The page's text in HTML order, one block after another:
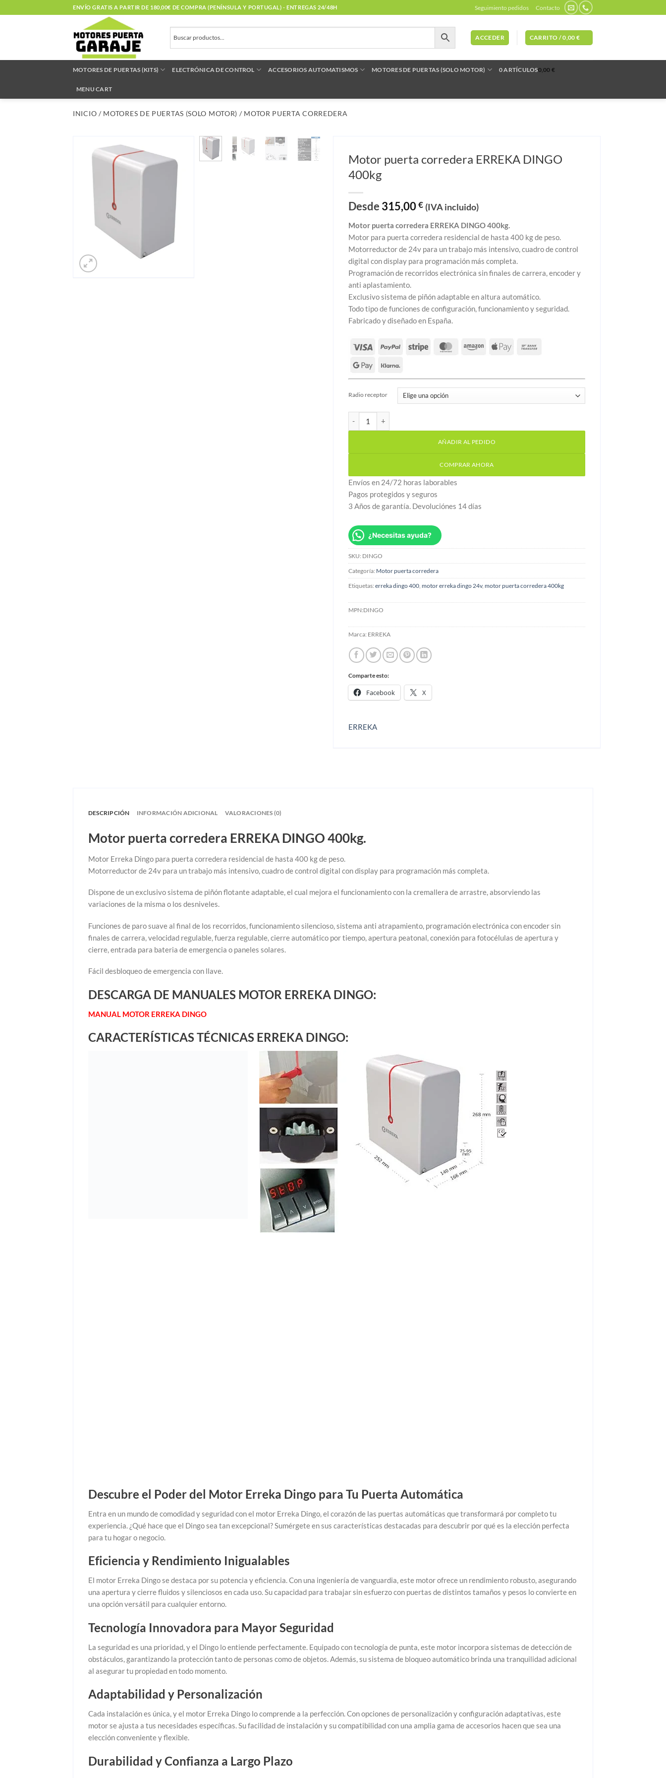
al
ENVÍO GRATIS A PARTIR DE 180,00€ DE COMPRA (PENÍNSULA Y PORTUGAL) - ENTREGAS 24/48H Seguimiento pedidos Contacto
ACCEDER CARRITO /0,00€
MOTORES DE PUERTAS (KITS) ELECTRÓNICA DE CONTROL ACCESORIOS AUTOMATISMOS MOTORES DE PUERTAS (SOLO MOTOR) 0 ARTÍCULOS0,00 €
MENU CART
INICIO / MOTORES DE PUERTAS (SOLO MOTOR) / MOTOR PUERTA CORREDERA
Motor puerta corredera ERREKA DINGO
400kg
Desde 315,00 € (IVA incluido)
Motor puerta corredera ERREKA DINGO 400kg.
Motor para puerta corredera residencial de hasta 400 kg de peso.
Motorreductor de 24v para un trabajo más intensivo, cuadro de control
digital con display para programación más completa.
Programación de recorridos electrónica sin finales de carrera, encoder y
anti aplastamiento.
Exclusivo sistema de piñón adaptable en altura automático.
Todo tipo de funciones de configuración, funcionamiento y seguridad.
Fabricado y diseñado en España.
Radio receptor
Motor puerta corredera ERREKA DINGO 400kg cantidad
AÑADIR AL PEDIDO
COMPRAR AHORA
Envíos en 24/72 horas laborables
Pagos protegidos y seguros
3 Años de garantía. Devoluciónes 14 días
¿Necesitas ayuda?
SKU: DINGO
Categoría: Motor puerta corredera
Etiquetas: erreka dingo 400 motor erreka dingo 24v, motor puerta corredera 400kg
MPN:DINGO
Marca: ERREKA
Comparte esto:
Facebook X
ERREKA
DESCRIPCIÓN INFORMACIÓN ADICIONAL VALORACIONES (0)
Motor puerta corredera ERREKA DINGO 400kg.
Motor Erreka Dingo para puerta corredera residencial de hasta 400 kg de peso.
Motorreductor de 24v para un trabajo más intensivo, cuadro de control digital con display para programación más completa.
Dispone de un exclusivo sistema de piñón flotante adaptable, el cual mejora el funcionamiento con la cremallera de arrastre, absorviendo las
variaciones de la misma o los desniveles.
Funciones de paro suave al final de los recorridos, funcionamiento silencioso, sistema anti atrapamiento, programación electrónica con encoder sin
finales de carrera, velocidad regulable, fuerza regulable, cierre automático por tiempo, apertura peatonal, conexión para fotocélulas de apertura y
cierre, entrada para bateria de emergencia o paneles solares.
Fácil desbloqueo de emergencia con llave.
DESCARGA DE MANUALES MOTOR ERREKA DINGO:
MANUAL MOTOR ERREKA DINGO
CARACTERÍSTICAS TÉCNICAS ERREKA DINGO:
Descubre el Poder del Motor Erreka Dingo para Tu Puerta Automática
Entra en un mundo de comodidad y seguridad con el motor Erreka Dingo, el corazón de las puertas automáticas que transformará por completo tu
experiencia. ¿Qué hace que el Dingo sea tan excepcional? Sumérgete en sus características destacadas para descubrir por qué es la elección perfecta
para tu hogar o negocio.
Eficiencia y Rendimiento Inigualables
El motor Erreka Dingo se destaca por su potencia y eficiencia. Con una ingeniería de vanguardia, este motor ofrece un rendimiento robusto, asegurando
una apertura y cierre fluidos y silenciosos en cada uso. Su capacidad para trabajar sin esfuerzo con puertas de distintos tamaños y pesos lo convierte en
una opción versátil para cualquier entorno.
Tecnología Innovadora para Mayor Seguridad
La seguridad es una prioridad, y el Dingo lo entiende perfectamente. Equipado con tecnología de punta, este motor incorpora sistemas de detección de
obstáculos, garantizando la protección tanto de personas como de objetos. Además, su sistema de bloqueo automático brinda una tranquilidad adicional
al asegurar tu propiedad en todo momento.
Adaptabilidad y Personalización
Cada instalación es única, y el motor Erreka Dingo lo comprende a la perfección. Con opciones de personalización y configuración adaptativas, este
motor se ajusta a tus necesidades específicas. Su facilidad de instalación y su compatibilidad con una amplia gama de accesorios hacen que sea una
elección conveniente y flexible.
Durabilidad y Confianza a Largo Plazo